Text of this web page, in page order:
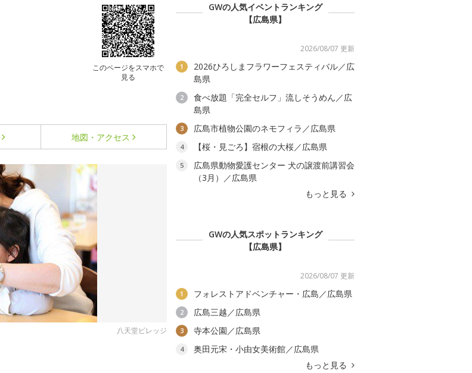
このページをスマホで
見る
地図・アクセス
八天堂ビレッジ
GWの人気イベントランキング
【広島県】
2026/08/07 更新
1
2026ひろしまフラワーフェスティバル／広
島県
2
食べ放題「完全セルフ」流しそうめん／広
島県
3 広島市植物公園のネモフィラ／広島県
4 【桜・見ごろ】宿根の大桜／広島県
5
広島県動物愛護センター 犬の譲渡前講習会
（3月）／広島県
もっと見る
GWの人気スポットランキング
【広島県】
2026/08/07 更新
1 フォレストアドベンチャー・広島／広島県
2 広島三越／広島県
3 寺本公園／広島県
4
奥田元宋・小由女美術館／広島県
もっと見る